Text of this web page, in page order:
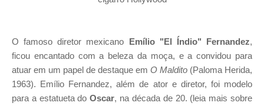
O famoso diretor mexicano Emílio "El Índio" Fernandez,
ficou encantado com a beleza da moça, e a convidou para
atuar em um papel de destaque em O Maldito (Paloma Herida,
1963). Emílio Fernandez, além de ator e diretor, foi modelo
para a estatueta do Oscar, na década de 20. (leia mais sobre